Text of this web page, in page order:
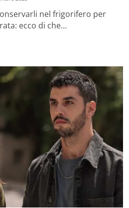
nel frigorifero per
ecco di che…